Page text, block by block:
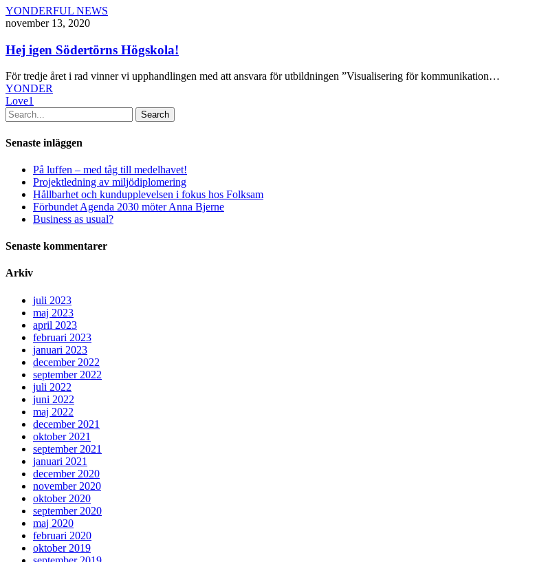
Hej
igen
Högskola!
YONDERFUL NEWS
november 13, 2020
Hej igen Södertörns Högskola!
För tredje året i rad vinner vi upphandlingen med att ansvara för utbildningen ”Visualisering för kommunikation…
YONDER
Love1
Search
Senaste inläggen
På luffen – med tåg till medelhavet!
Projektledning av miljödiplomering
Hållbarhet och kundupplevelsen i fokus hos Folksam
Förbundet Agenda 2030 möter Anna Bjerne
Business as usual?
Senaste kommentarer
Arkiv
juli 2023
maj 2023
april 2023
februari 2023
januari 2023
december 2022
september 2022
juli 2022
juni 2022
maj 2022
december 2021
oktober 2021
september 2021
januari 2021
december 2020
november 2020
oktober 2020
september 2020
maj 2020
februari 2020
oktober 2019